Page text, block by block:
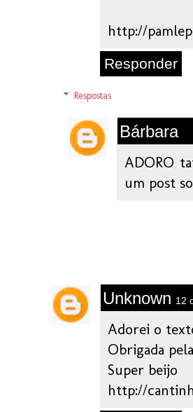
http://
Responder
Respostas
Bárbara
ADORO
um post
Unknown 12
Adorei o
Obrigada
Super beijo
http://